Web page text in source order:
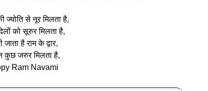
ज्योति से नूर मिलता है,
को सूरुर मिलता है,
जाता है राम के द्वार,
कुछ जरुर मिलता है,
Ram Navami